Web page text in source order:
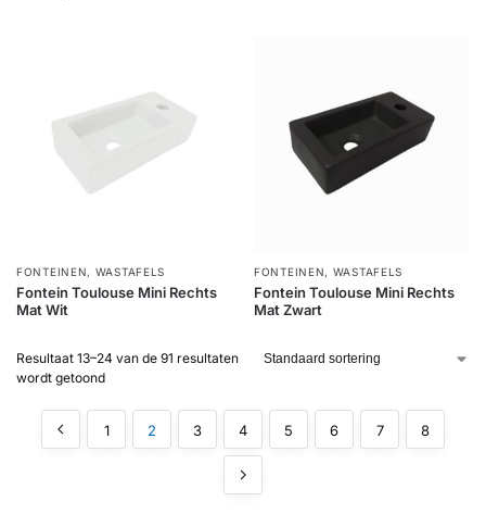
FONTEINEN, WASTAFELS
Fontein Toulouse Mini Rechts
Mat Wit
FONTEINEN, WASTAFELS
Fontein Toulouse Mini Rechts
Mat Zwart
Resultaat 13–24 van de 91 resultaten
wordt getoond
1 2 3 4 5 6 7 8